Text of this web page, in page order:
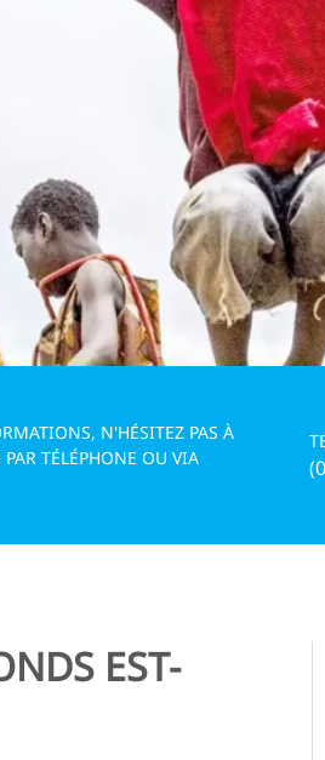
N'HÉSITEZ PAS À
TÉLÉPHONE OU VIA
EST-